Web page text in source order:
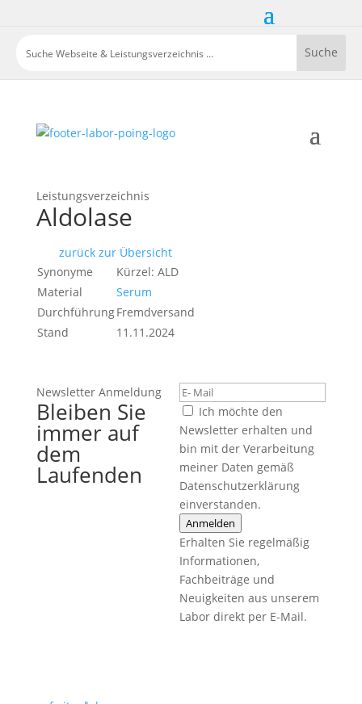
Leistungsverzeichnis
Aldolase
zurück zur Übersicht
Synonyme
Kürzel: ALD
Material
Serum
DurchführungFremdversand
Stand
11.11.2024
Newsletter Anmeldung
Bleiben Sie
immer auf
dem
Laufenden
Ich möchte den
Newsletter erhalten und
bin mit der Verarbeitung
meiner Daten gemäß
Datenschutzerklärung
einverstanden.
Anmelden
Erhalten Sie regelmäßig
Informationen,
Fachbeiträge und
Neuigkeiten aus unserem
Labor direkt per E-Mail.